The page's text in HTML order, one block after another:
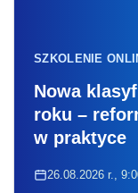
SZKOLENIE
Nowa
roku –
w praktyce
26.08.2026 r.,